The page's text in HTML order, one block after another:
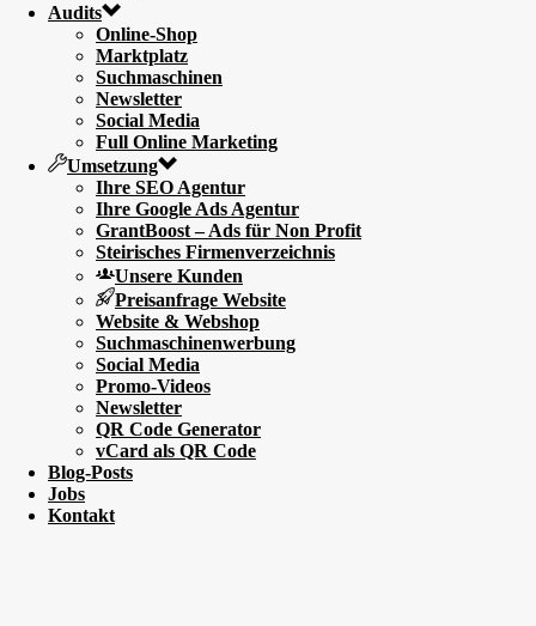
Audits
Online-Shop
Marktplatz
Suchmaschinen
Newsletter
Social Media
Full Online Marketing
Umsetzung
Ihre SEO Agentur
Ihre Google Ads Agentur
GrantBoost – Ads für Non Profit
Steirisches Firmenverzeichnis
Unsere Kunden
Preisanfrage Website
Website & Webshop
Suchmaschinenwerbung
Social Media
Promo-Videos
Newsletter
QR Code Generator
vCard als QR Code
Blog-Posts
Jobs
Kontakt